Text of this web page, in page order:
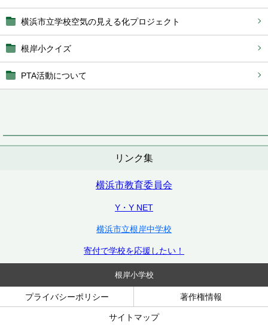
横浜市立学校空気の見える化プロジェクト
根岸小クイズ
PTA活動について
リンク集
横浜市教育委員会
Y・Y NET
横浜市立根岸中学校
寄付で学校を応援したい！
根岸小学校
プライバシーポリシー 著作権情報
サイトマップ